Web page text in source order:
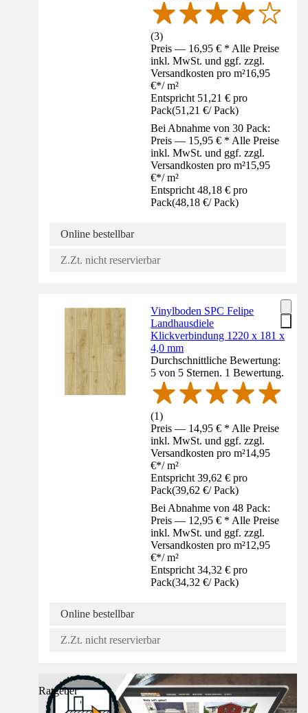
(3)
Preis — 16,95 € * Alle Preise
inkl. MwSt. und ggf. zzgl.
Versandkosten pro m²16,95
€*/ m²
Entspricht 51,21 € pro
Pack(51,21 €/ Pack)
Bei Abnahme von 30 Pack:
Preis — 15,95 € * Alle Preise
inkl. MwSt. und ggf. zzgl.
Versandkosten pro m²15,95
€*/ m²
Entspricht 48,18 € pro
Pack(48,18 €/ Pack)
Online bestellbar
Z.Zt. nicht reservierbar
Vinylboden SPC Felipe
Landhausdiele
Klickverbindung 1220 x 181 x
4,0 mm
Durchschnittliche Bewertung:
5 von 5 Sternen. 1 Bewertung.
(1)
Preis — 14,95 € * Alle Preise
inkl. MwSt. und ggf. zzgl.
Versandkosten pro m²14,95
€*/ m²
Entspricht 39,62 € pro
Pack(39,62 €/ Pack)
Bei Abnahme von 48 Pack:
Preis — 12,95 € * Alle Preise
inkl. MwSt. und ggf. zzgl.
Versandkosten pro m²12,95
€*/ m²
Entspricht 34,32 € pro
Pack(34,32 €/ Pack)
Online bestellbar
Z.Zt. nicht reservierbar
Ratgeber